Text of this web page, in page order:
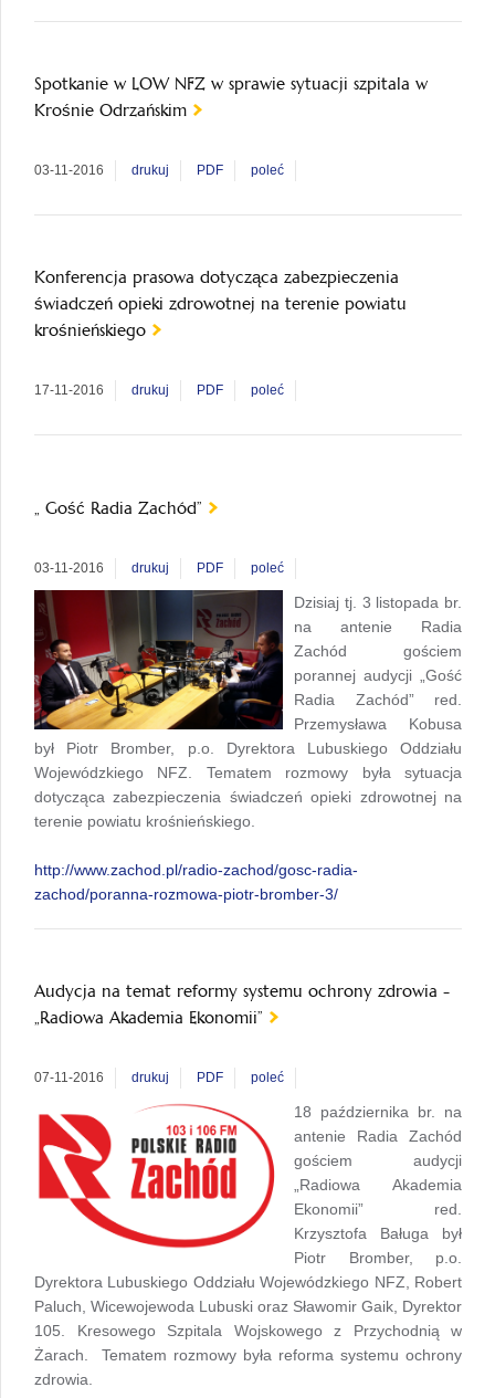
Spotkanie w LOW NFZ w sprawie sytuacji szpitala w
Krośnie Odrzańskim
03-11-2016 drukuj PDF poleć
Konferencja prasowa dotycząca zabezpieczenia
świadczeń opieki zdrowotnej na terenie powiatu
krośnieńskiego
17-11-2016 drukuj PDF poleć
„ Gość Radia Zachód”
03-11-2016 drukuj PDF poleć
Dzisiaj tj. 3 listopada br.
na antenie Radia
Zachód gościem
porannej audycji „Gość
Radia Zachód” red.
Przemysława Kobusa
był Piotr Bromber, p.o. Dyrektora Lubuskiego Oddziału
Wojewódzkiego NFZ. Tematem rozmowy była sytuacja
dotycząca zabezpieczenia świadczeń opieki zdrowotnej na
terenie powiatu krośnieńskiego.
http://www.zachod.pl/radio-zachod/gosc-radia-
zachod/poranna-rozmowa-piotr-bromber-3/
Audycja na temat reformy systemu ochrony zdrowia -
„Radiowa Akademia Ekonomii”
07-11-2016 drukuj PDF poleć
18 października br. na
antenie Radia Zachód
gościem audycji
„Radiowa Akademia
Ekonomii” red.
Krzysztofa Baługa był
Piotr Bromber, p.o.
Dyrektora Lubuskiego Oddziału Wojewódzkiego NFZ, Robert
Paluch, Wicewojewoda Lubuski oraz Sławomir Gaik, Dyrektor
105. Kresowego Szpitala Wojskowego z Przychodnią w
Żarach. Tematem rozmowy była reforma systemu ochrony
zdrowia.